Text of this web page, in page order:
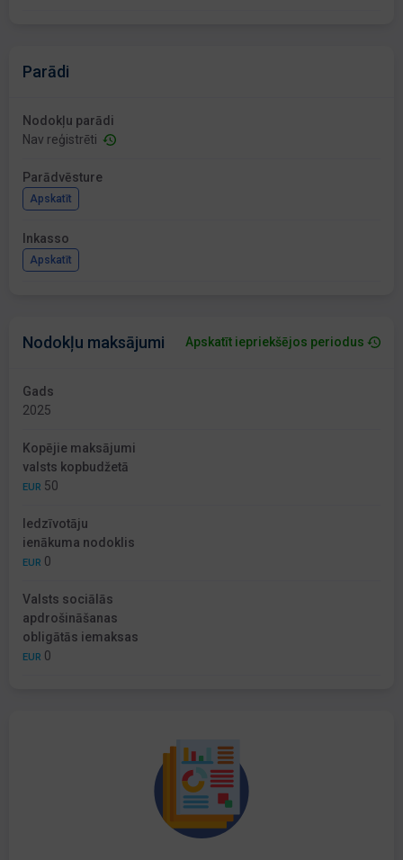
Parādi
Nodokļu parādi
Nav reģistrēti
Parādvēsture
Apskatīt
Inkasso
Apskatīt
Nodokļu maksājumi Apskatīt iepriekšējos periodus
Gads
2025
Kopējie maksājumi
valsts kopbudžetā
EUR 50
Iedzīvotāju
ienākuma nodoklis
EUR 0
Valsts sociālās
apdrošināšanas
obligātās iemaksas
EUR 0